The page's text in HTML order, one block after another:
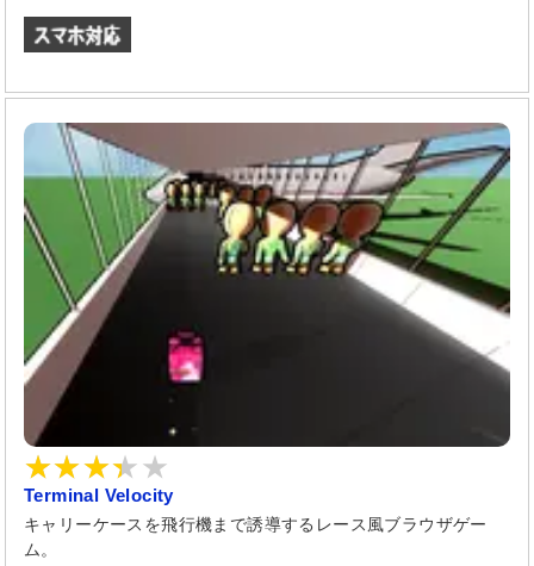
Terminal Velocity
キャリーケースを飛行機まで誘導するレース風ブラウザゲー
ム。